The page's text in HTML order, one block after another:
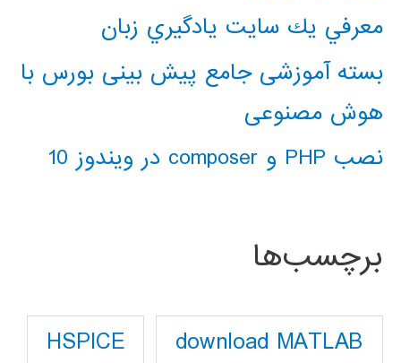
معرفي يك سايت يادگيري زبان
بسته آموزشی جامع پیش بینی بورس با
هوش مصنوعی
نصب PHP و composer در ویندوز 10
برچسب‌ها
download MATLAB
HSPICE